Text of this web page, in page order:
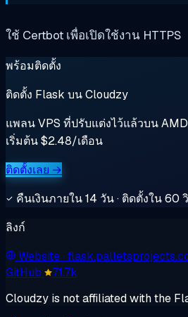
ใช้ Certbot เพื่อเปิดใช้งาน HTTPS
พร้อมติดตั้ง
ติดตั้ง Flask บน Cloudzy
แพลน VPS ที่ปรับแต่งไว้แล้วบน AMD
เริ่มต้น $2.48/เดือน
ติดตั้งเลย →
คืนเงินภายใน 14 วัน · ติดตั้งใน 60
ลิงก์
Website·
GitHub
71.7k
Cloudzy is not affiliated with the